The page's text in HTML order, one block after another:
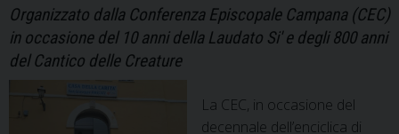
Organizzato dalla Conferenza Episcopale Campana (CEC)
in occasione del 10 anni della Laudato Si' e degli 800 anni
del Cantico delle Creature
La CEC, in occasione del
decennale dell’enciclica di